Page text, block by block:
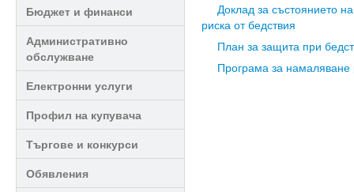
Бюджет и финанси
Административно
обслужване
Електронни услуги
Профил на купувача
Търгове и конкурси
Обявления
Доклад за състоянието
риска от бедствия
План за защита при
Програма за